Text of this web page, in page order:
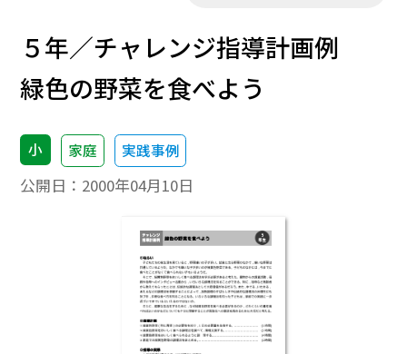
５年／チャレンジ指導計画例
緑色の野菜を食べよう
小 家庭 実践事例
公開日： 2000年04月10日